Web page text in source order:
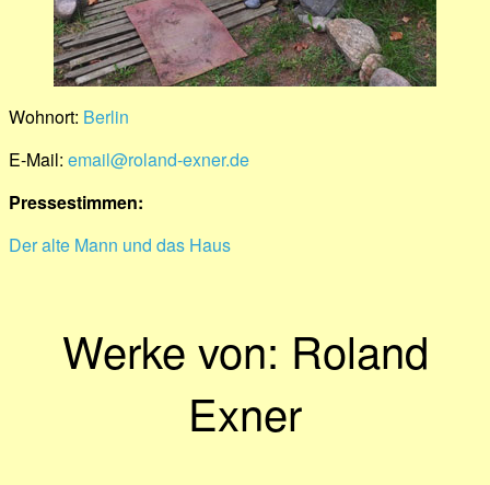
Wohnort: Berlin
E-Mail: email@roland-exner.de
Pressestimmen:
Der alte Mann und das Haus
Werke von: Roland
Exner